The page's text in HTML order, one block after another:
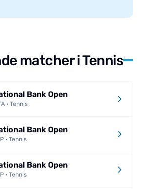
matcher i Tennis
Bank Open
· Tennis
Bank Open
· Tennis
Bank Open
· Tennis